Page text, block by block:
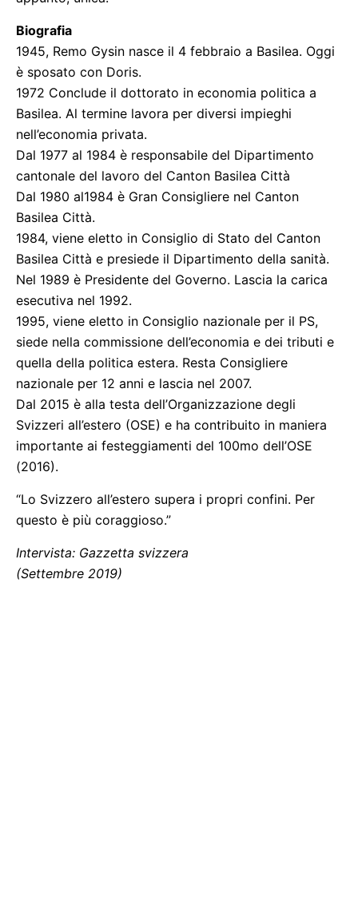
Biografia
1945, Remo Gysin nasce il 4 febbraio a Basilea. Oggi
è sposato con Doris.
1972 Conclude il dottorato in economia politica a
Basilea. Al termine lavora per diversi impieghi
nell’economia privata.
Dal 1977 al 1984 è responsabile del Dipartimento
cantonale del lavoro del Canton Basilea Città
Dal 1980 al1984 è Gran Consigliere nel Canton
Basilea Città.
1984, viene eletto in Consiglio di Stato del Canton
Basilea Città e presiede il Dipartimento della sanità.
Nel 1989 è Presidente del Governo. Lascia la carica
esecutiva nel 1992.
1995, viene eletto in Consiglio nazionale per il PS,
siede nella commissione dell’economia e dei tributi e
quella della politica estera. Resta Consigliere
nazionale per 12 anni e lascia nel 2007.
Dal 2015 è alla testa dell’Organizzazione degli
Svizzeri all’estero (OSE) e ha contribuito in maniera
importante ai festeggiamenti del 100mo dell’OSE
(2016).
“Lo Svizzero all’estero supera i propri confini. Per
questo è più coraggioso.”
Intervista: Gazzetta svizzera
(Settembre 2019)